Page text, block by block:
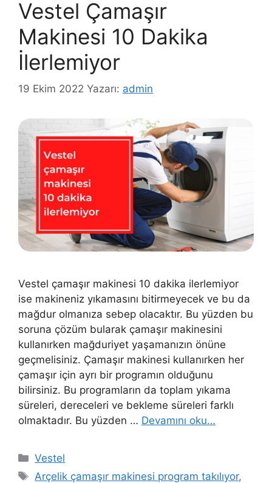
Vestel Çamaşır
Makinesi 10 Dakika
İlerlemiyor
19 Ekim 2022 Yazarı: admin
Vestel çamaşır makinesi 10 dakika ilerlemiyor
ise makineniz yıkamasını bitirmeyecek ve bu da
mağdur olmanıza sebep olacaktır. Bu yüzden bu
soruna çözüm bularak çamaşır makinesini
kullanırken mağduriyet yaşamanızın önüne
geçmelisiniz. Çamaşır makinesi kullanırken her
çamaşır için ayrı bir programın olduğunu
bilirsiniz. Bu programların da toplam yıkama
süreleri, dereceleri ve bekleme süreleri farklı
olmaktadır. Bu yüzden … Devamını oku…
Kategoriler
Vestel
Etiketler
Arçelik çamaşır makinesi program takılıyor,